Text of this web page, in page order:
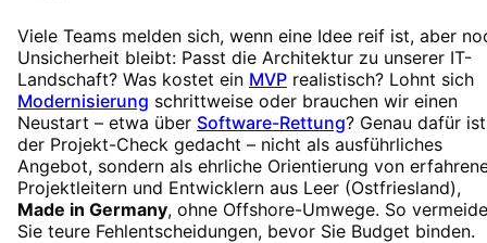
Viele Teams melden sich, wenn eine Idee reif ist, aber
Unsicherheit bleibt: Passt die Architektur zu unserer IT-
Landschaft? Was kostet ein MVP realistisch? Lohnt sich
Modernisierung schrittweise oder brauchen wir einen
Neustart – etwa über Software-Rettung? Genau dafür ist
der Projekt-Check gedacht – nicht als ausführliches
Angebot, sondern als ehrliche Orientierung von
Projektleitern und Entwicklern aus Leer (Ostfriesland),
Made in Germany, ohne Offshore-Umwege. So
Sie teure Fehlentscheidungen, bevor Sie Budget binden.